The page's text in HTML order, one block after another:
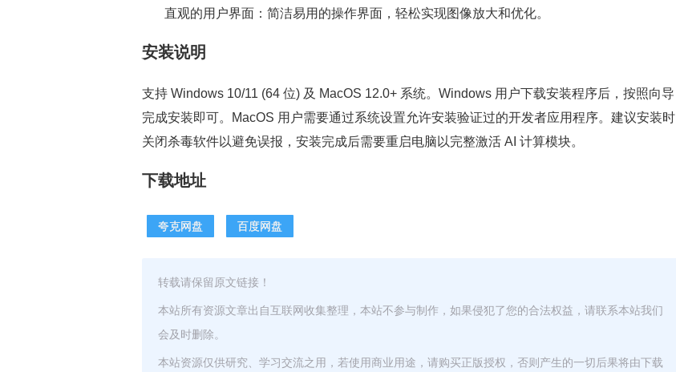
直观的用户界面：简洁易用的操作界面，轻松实现图像放大和优化。
安装说明
支持 Windows 10/11 (64 位) 及 MacOS 12.0+ 系统。Windows 用户下载安装程序后，按照向导
完成安装即可。MacOS 用户需要通过系统设置允许安装验证过的开发者应用程序。建议安装时
关闭杀毒软件以避免误报，安装完成后需要重启电脑以完整激活 AI 计算模块。
下载地址
夸克网盘 百度网盘
转载请保留原文链接！
本站所有资源文章出自互联网收集整理，本站不参与制作，如果侵犯了您的合法权益，请联系本站我们
会及时删除。
本站资源仅供研究、学习交流之用，若使用商业用途，请购买正版授权，否则产生的一切后果将由下载